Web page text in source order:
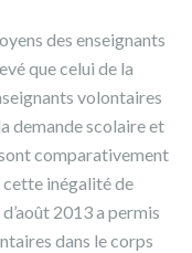
des enseignants
que celui de la
volontaires
demande scolaire et
comparativement
cette inégalité de
2013 a permis
dans le corps